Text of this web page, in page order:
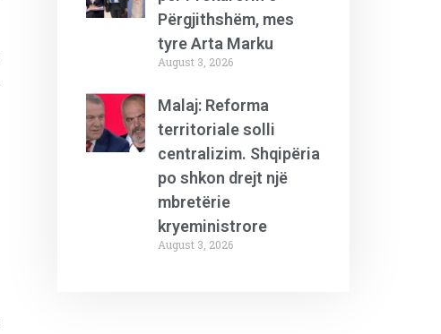
Përgjithshëm, mes
tyre Arta Marku
August 3, 2026
Malaj: Reforma
territoriale solli
centralizim. Shqipëria
po shkon drejt një
mbretërie
kryeministrore
August 3, 2026